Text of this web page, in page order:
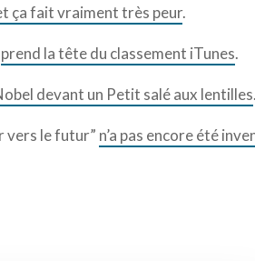
ça fait vraiment très peur.
prend la tête du classement iTunes.
devant un Petit salé aux lentilles.
vers le futur” n’a pas encore été